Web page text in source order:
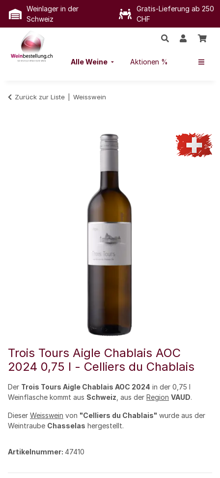
Weinlager in der
Schweiz
Gratis-Lieferung ab 250
CHF
Alle Weine Aktionen %
Zurück zur Liste Weisswein
Trois Tours Aigle Chablais AOC
2024 0,75 l - Celliers du Chablais
Der Trois Tours Aigle Chablais AOC 2024 in der 0,75 l
Weinflasche kommt aus Schweiz , aus der Region VAUD.
Dieser Weisswein von "Celliers du Chablais" wurde aus der
Weintraube Chasselas hergestellt.
Artikelnummer: 47410